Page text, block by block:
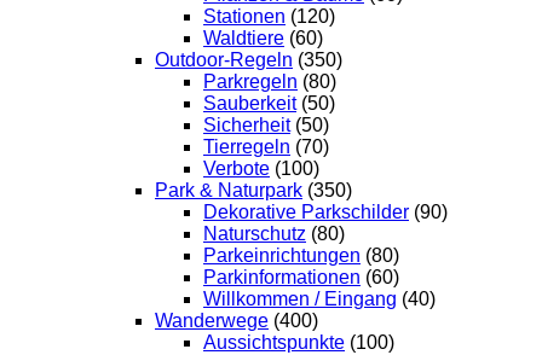
Stationen (120)
Waldtiere (60)
Outdoor-Regeln (350)
Parkregeln (80)
Sauberkeit (50)
Sicherheit (50)
Tierregeln (70)
Verbote (100)
Park & Naturpark (350)
Dekorative Parkschilder (90)
Naturschutz (80)
Parkeinrichtungen (80)
Parkinformationen (60)
Willkommen / Eingang (40)
Wanderwege (400)
Aussichtspunkte (100)